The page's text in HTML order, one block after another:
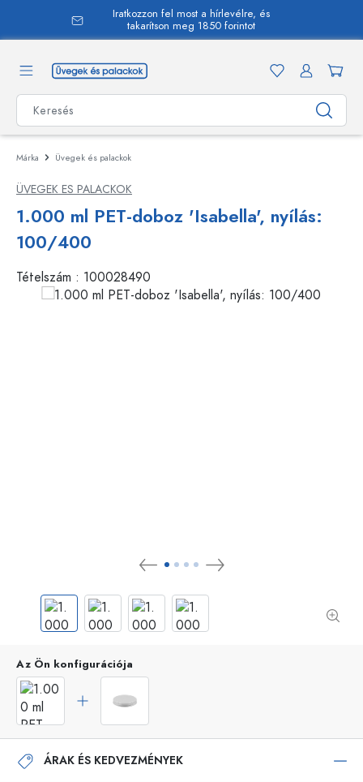
Iratkozzon fel most a hírlevélre, és
takarítson meg 1850 forintot
Márka Üvegek és palackok
ÜVEGEK ES PALACKOK
1.000 ml PET-doboz 'Isabella', nyílás:
100/400
Tételszám : 100028490
Az Ön konfigurációja
ÁRAK ÉS KEDVEZMÉNYEK